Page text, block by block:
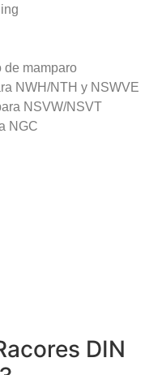
de mamparo
NWH/NTH y NSWVE
NSVW/NSVT
NGC
DIN